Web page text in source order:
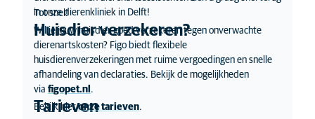
in onze dierenkliniek in Delft!
Tot snel!
Huisdier verzekeren?
Wil je jouw huisdier goed verzekeren tegen onverwachte
dierenartskosten? Figo biedt flexibele
huisdierenverzekeringen met ruime vergoedingen en snelle
afhandeling van declaraties. Bekijk de mogelijkheden
via figopet.nl .
Tarieven
Bekijk hieronze tarieven.